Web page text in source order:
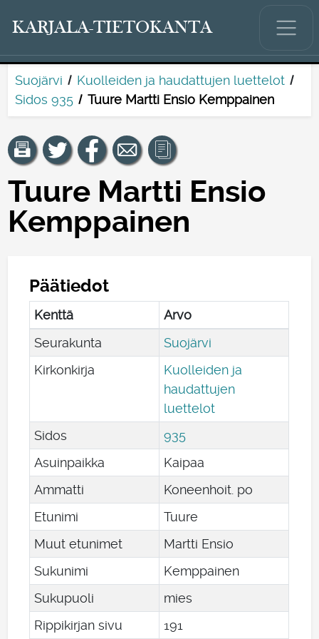
KARJALA-TIETOKANTA
Suojärvi
Kuolleiden ja haudattujen luettelot
Sidos 935
Tuure Martti Ensio Kemppainen
Tuure Martti Ensio
Kemppainen
Päätiedot
Kenttä
Arvo
Seurakunta
Suojärvi
Kirkonkirja
Kuolleiden ja
haudattujen
luettelot
Sidos
935
Asuinpaikka
Kaipaa
Ammatti
Koneenhoit. po
Etunimi
Tuure
Muut etunimet
Martti Ensio
Sukunimi
Kemppainen
Sukupuoli
mies
Rippikirjan sivu
191